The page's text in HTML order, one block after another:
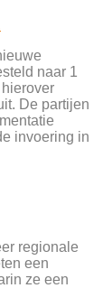
naar 1
De partijen
invoering in
regionale
een
ze een